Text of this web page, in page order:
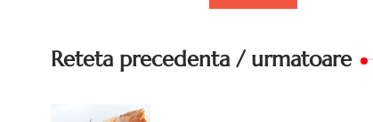
Reteta precedenta / urmatoare